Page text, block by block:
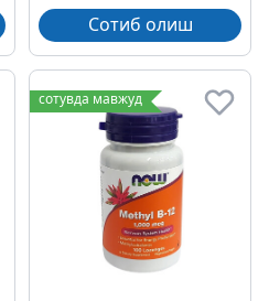
Сотиб олиш
сотувда мавжуд